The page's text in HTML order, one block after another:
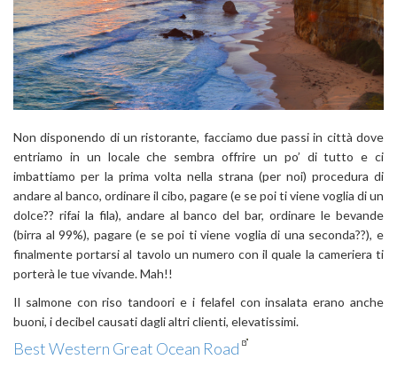
Non disponendo di un ristorante, facciamo due passi in città dove
entriamo in un locale che sembra offrire un po’ di tutto e ci
imbattiamo per la prima volta nella strana (per noi) procedura di
andare al banco, ordinare il cibo, pagare (e se poi ti viene voglia di un
dolce?? rifai la fila), andare al banco del bar, ordinare le bevande
(birra al 99%), pagare (e se poi ti viene voglia di una seconda??), e
finalmente portarsi al tavolo un numero con il quale la cameriera ti
porterà le tue vivande. Mah!!
Il salmone con riso tandoori e i felafel con insalata erano anche
buoni, i decibel causati dagli altri clienti, elevatissimi.
Best Western Great Ocean Road